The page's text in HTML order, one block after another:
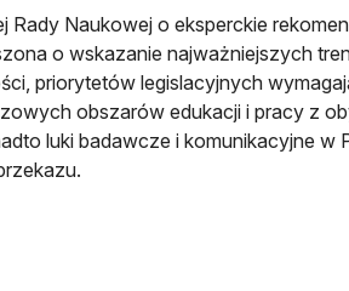
Naukowej o eksperckie
o wskazanie najważniejszych
priorytetów legislacyjnych
obszarów edukacji i pracy z
luki badawcze i komunikacyjne w